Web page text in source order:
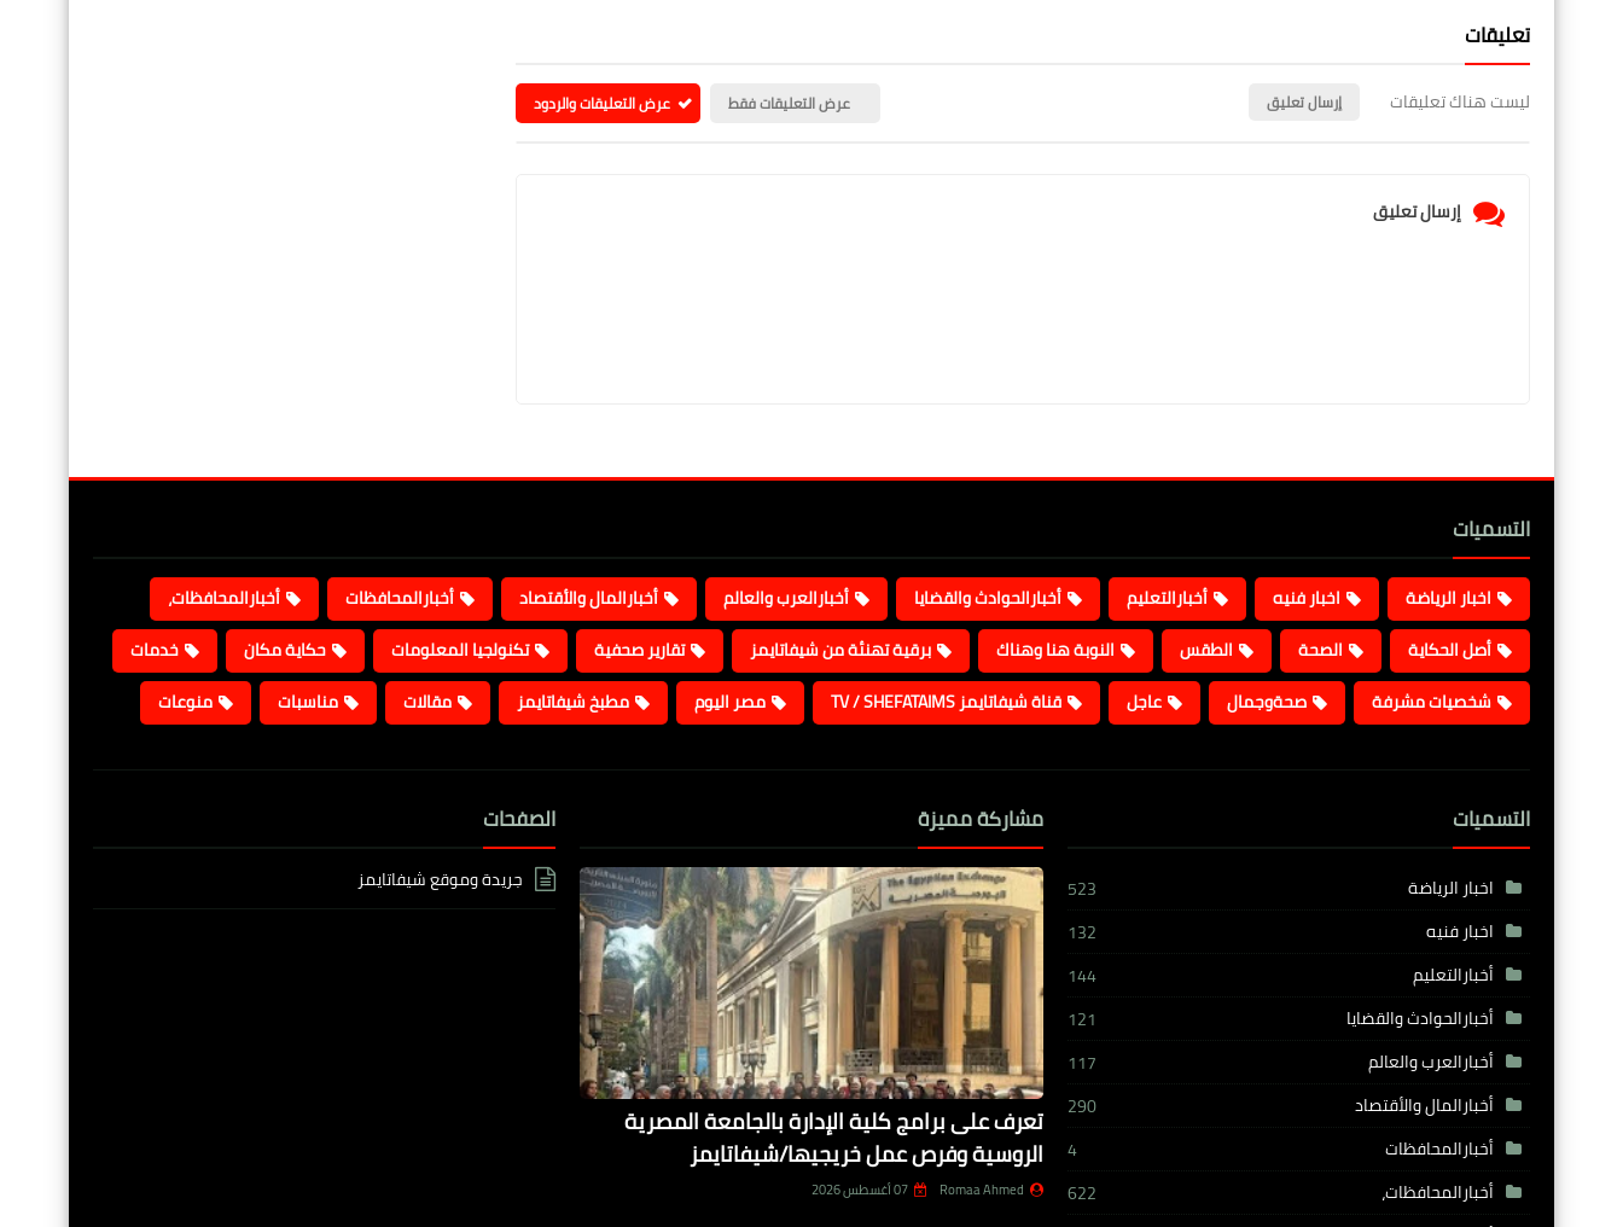
تعليقات
ليست هناك تعليقات إرسال تعليق عرض التعليقات فقط عرض التعليقات والردود
إرسال تعليق
التسميات
اخبار الرياضة اخبار فنيه أخبارالتعليم أخبارالحوادث والقضايا أخبارالعرب والعالم أخبارالمال والأقتصاد أخبارالمحافظات
أخبارالمحافظات،
أصل الحكاية
الصحة الطقس النوبة هنا وهناك برقية تهنئة من شيفاتايمز تقارير صحفية تكنولجيا المعلومات حكاية مكان
خدمات
شخصيات مشرفة
صحةوجمال عاجل قناة شيفاتايمز TV / SHEFATAIMS مصر اليوم مطبخ شيفاتايمز مقالات مناسبات منوعات
التسميات
اخبار الرياضة
523
اخبار فنيه
132
أخبارالتعليم
144
أخبارالحوادث والقضايا
121
أخبارالعرب والعالم
117
أخبارالمال والأقتصاد
290
أخبارالمحافظات
4
أخبارالمحافظات،
622
مشاركة مميزة
تعرف على برامج كلية الإدارة بالجامعة المصرية
الروسية وفرص عمل خريجيها/شيفاتايمز
Romaa Ahmed 07 أغسطس 2026
الصفحات
جريدة وموقع شيفاتايمز